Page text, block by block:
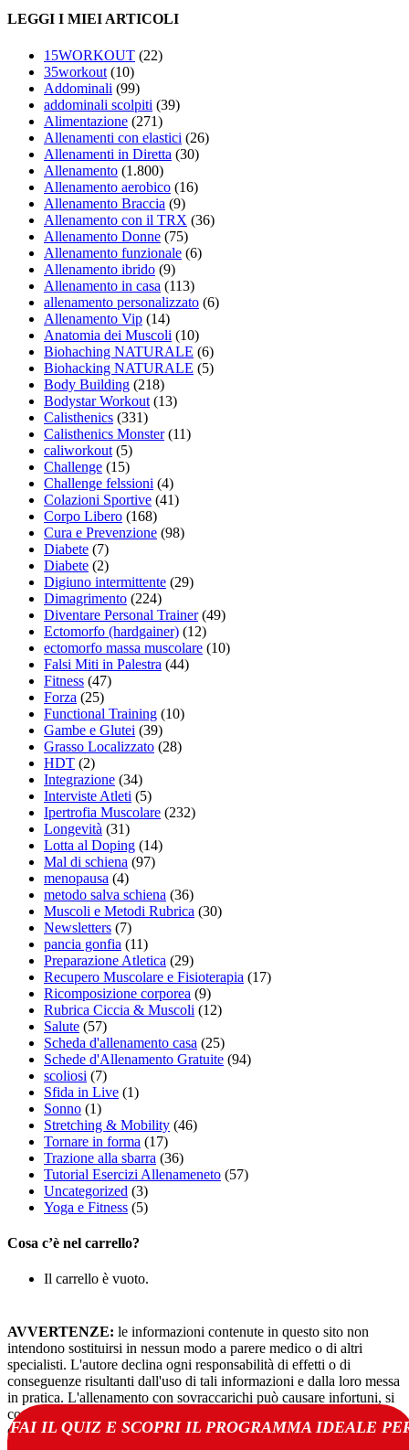
LEGGI I MIEI ARTICOLI
15WORKOUT (22)
35workout (10)
Addominali (99)
addominali scolpiti (39)
Alimentazione (271)
Allenamenti con elastici (26)
Allenamenti in Diretta (30)
Allenamento (1.800)
Allenamento aerobico (16)
Allenamento Braccia (9)
Allenamento con il TRX (36)
Allenamento Donne (75)
Allenamento funzionale (6)
Allenamento ibrido (9)
Allenamento in casa (113)
allenamento personalizzato (6)
Allenamento Vip (14)
Anatomia dei Muscoli (10)
Biohaching NATURALE (6)
Biohacking NATURALE (5)
Body Building (218)
Bodystar Workout (13)
Calisthenics (331)
Calisthenics Monster(11)
caliworkout (5)
Challenge (15)
Challenge felssioni (4)
Colazioni Sportive (41)
Corpo Libero (168)
Cura e Prevenzione (98)
Diabete (7)
Diabete (2)
Digiuno intermittente (29)
Dimagrimento (224)
Diventare Personal Trainer(49)
Ectomorfo (hardgainer) (12)
ectomorfo massa muscolare (10)
Falsi Miti in Palestra (44)
Fitness (47)
Forza (25)
Functional Training (10)
Gambe e Glutei (39)
Grasso Localizzato (28)
HDT (2)
Integrazione (34)
Interviste Atleti (5)
Ipertrofia Muscolare (232)
Longevità (31)
Lotta al Doping (14)
Mal di schiena (97)
menopausa (4)
metodo salva schiena (36)
Muscoli e Metodi Rubrica (30)
Newsletters (7)
pancia gonfia (11)
Preparazione Atletica (29)
Recupero Muscolare e Fisioterapia (17)
Ricomposizione corporea (9)
Rubrica Ciccia & Muscoli (12)
Salute (57)
Scheda d'allenamento casa (25)
Schede d'Allenamento Gratuite (94)
scoliosi (7)
Sfida in Live (1)
Sonno (1)
Stretching & Mobility (46)
Tornare in forma (17)
Trazione alla sbarra (36)
Tutorial Esercizi Allenameneto (57)
Uncategorized (3)
Yoga e Fitness (5)
Cosa c’è nel carrello?
Il carrello è vuoto.
AVVERTENZE: le informazioni contenute in questo sito non
intendono sostituirsi in nessun modo a parere medico o di altri
specialisti. L'autore declina ogni responsabilità di effetti o di
conseguenze risultanti dall'uso di tali informazioni e dalla loro messa
in pratica. L'allenamento con sovraccarichi può causare infortuni, si
consiglia pertanto di prestare la massima attenzione e di eseguire
esercizi e metodologie adatte al proprio livello di forma. Consultare
FAI IL QUIZ E SCOPRI IL PROGRAMMA IDEALE